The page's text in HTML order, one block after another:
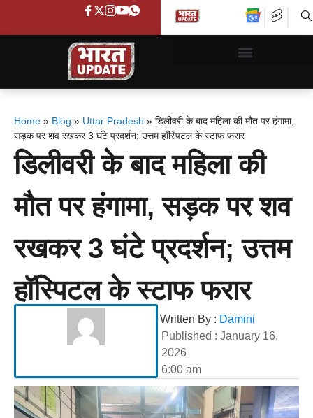
Home » Blog » Uttar Pradesh » डिलीवरी के बाद महिला की मौत पर हंगामा,
सड़क पर शव रखकर 3 घंटे प्रदर्शन; उत्तम हॉस्पिटल के स्टाफ फरार
डिलीवरी के बाद महिला की
मौत पर हंगामा, सड़क पर शव
रखकर 3 घंटे प्रदर्शन; उत्तम
हॉस्पिटल के स्टाफ फरार
Written By : Damini
Published : January 16,
2026
6:00 am